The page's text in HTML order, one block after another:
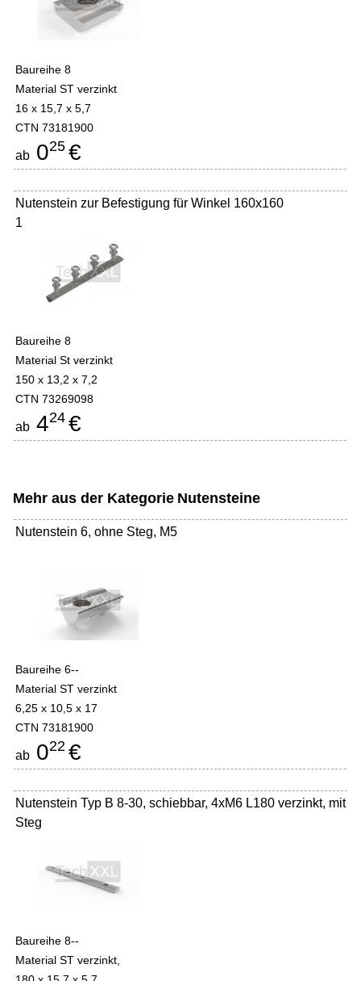
Baureihe 8
Material ST verzinkt
16 x 15,7 x 5,7
CTN 73181900
ab 025 €
Nutenstein zur Befestigung für Winkel 160x160
1
Baureihe 8
Material St verzinkt
150 x 13,2 x 7,2
CTN 73269098
ab 424 €
Mehr aus der Kategorie Nutensteine
Nutenstein 6, ohne Steg, M5
Baureihe 6--
Material ST verzinkt
6,25 x 10,5 x 17
CTN 73181900
ab 022 €
Nutenstein Typ B 8-30, schiebbar, 4xM6 L180 verzinkt, mit
Steg
Baureihe 8--
Material ST verzinkt,